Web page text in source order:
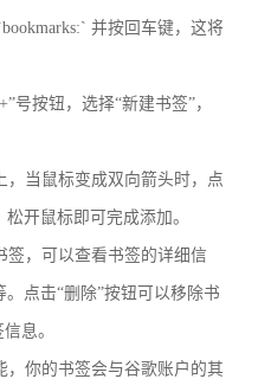
并按回车键，这将
号按钮，选择“新建书签”，
，当鼠标变成双向箭头时，点
开鼠标即可完成添加。
签，可以查看书签的详细信
点击“删除”按钮可以移除书
息。
，你的书签会与谷歌账户的其